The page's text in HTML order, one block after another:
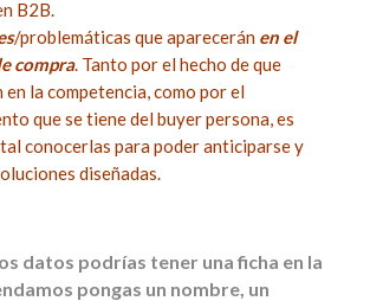
B2B.
/problemáticas que aparecerán en el
compra. Tanto por el hecho de que
en la competencia, como por el
que se tiene del buyer persona, es
conocerlas para poder anticiparse y
diseñadas.
datos podrías tener una ficha en la
pongas un nombre, un